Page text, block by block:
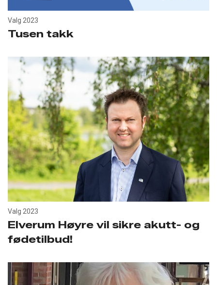
Valg 2023
Tusen takk
Valg 2023
Elverum Høyre vil sikre akutt- og
fødetilbud!